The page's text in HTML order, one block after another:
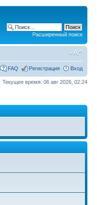
Расширенный поиск
FAQ Регистрация Вход
Текущее время: 06 авг 2026, 02:24